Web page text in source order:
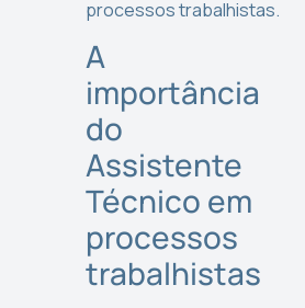
processos trabalhistas.
A
importância
do
Assistente
Técnico em
processos
trabalhistas